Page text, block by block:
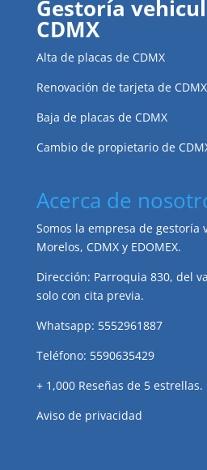
Gestoría
CDMX
Alta de placas de CDMX
Renovación de tarjeta de CDMX
Baja de placas de CDMX
Cambio de propietario de
Acerca de
Somos la empresa de gestoría
Morelos, CDMX y EDOMEX.
Dirección: Parroquia 830, del
solo con cita previa.
Whatsapp: 5552961887
Teléfono: 5590635429
+ 1,000 Reseñas de 5 estrellas.
Aviso de privacidad